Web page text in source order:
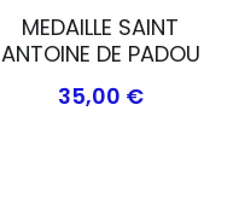
MEDAILLE SAINT
ANTOINE DE PADOU
35,00 €